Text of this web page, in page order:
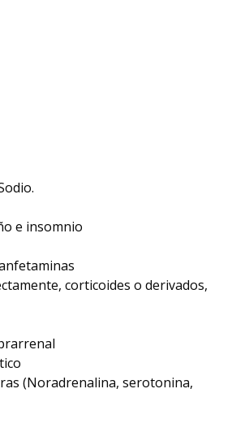
e insomnio
corticoides o derivados,
(Noradrenalina, serotonina,